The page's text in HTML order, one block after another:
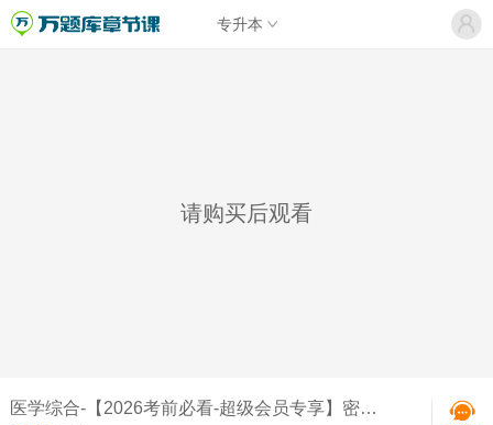
专升本
请购买后观看
医学综合-【2026考前必看-超级会员专享】密押考试宝典